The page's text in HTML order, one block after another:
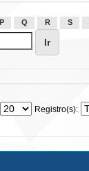
P Q R S
Registro(s):